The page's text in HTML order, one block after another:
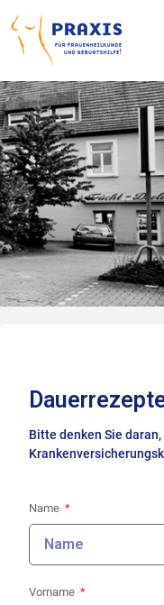
Bitte denken Sie
Name
Vorname